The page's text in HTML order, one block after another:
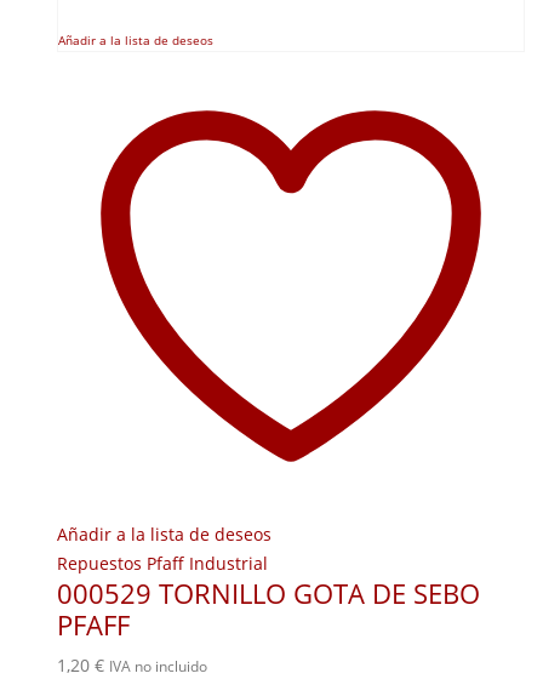
Añadir a la lista de deseos
Añadir a la lista de deseos
Repuestos Pfaff Industrial
000529 TORNILLO GOTA DE SEBO
PFAFF
1,20 € IVA no incluido